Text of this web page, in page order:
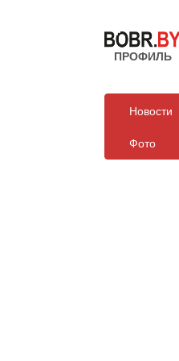
ПРОФИЛЬ
Новости
Фото